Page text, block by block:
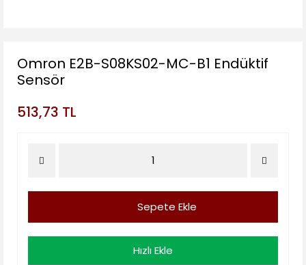
Omron E2B-S08KS02-MC-B1 Endüktif
Sensör
513,73 TL
Sepete Ekle
Hızlı Ekle